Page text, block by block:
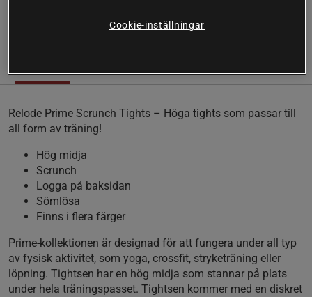
Relode Prime Scrunch Tights – Höga tights som passar till
all form av träning!
Hög midja
Scrunch
Logga på baksidan
Sömlösa
Finns i flera färger
Prime-kollektionen är designad för att fungera under all typ
av fysisk aktivitet, som yoga, crossfit, stryketräning eller
löpning. Tightsen har en hög midja som stannar på plats
under hela träningspasset. Tightsen kommer med en diskret
Cookie-inställningar